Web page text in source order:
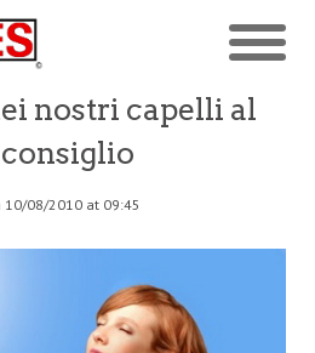
nostri capelli al
10/08/2010 at 09:45